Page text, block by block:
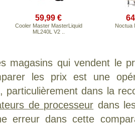
59,99 €
Cooler Master MasterLiquid
ML240L V2 ..
Noctua
magasins qui vendent le
les prix est une
particulièrement dans la
de processeur dans
erreur dans cette